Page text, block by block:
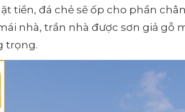
tiền, đá chẻ sẽ ốp cho phần
nhà, trần nhà được sơn giả gỗ
trọng.